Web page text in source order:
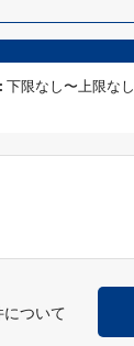
下限なし〜上限なし
ついて